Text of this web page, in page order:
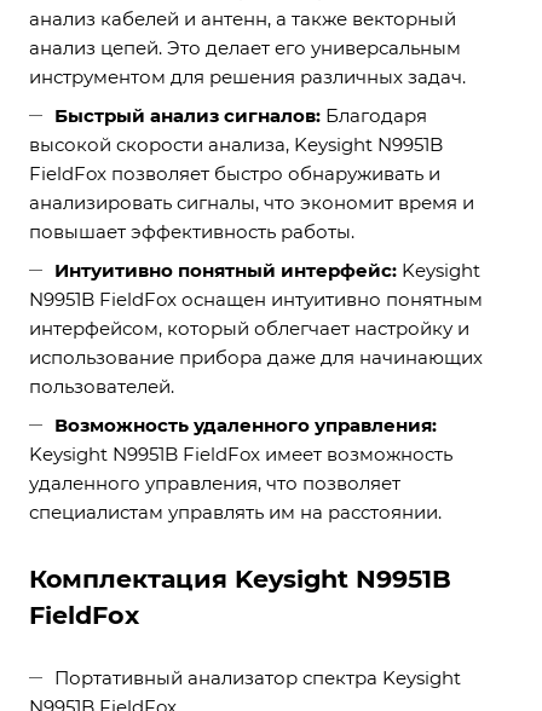
анализ кабелей и антенн, а также векторный
анализ цепей. Это делает его универсальным
инструментом для решения различных задач.
Быстрый анализ сигналов: Благодаря
высокой скорости анализа, Keysight N9951B
FieldFox позволяет быстро обнаруживать и
анализировать сигналы, что экономит время и
повышает эффективность работы.
Интуитивно понятный интерфейс: Keysight
N9951B FieldFox оснащен интуитивно понятным
интерфейсом, который облегчает настройку и
использование прибора даже для начинающих
пользователей.
Возможность удаленного управления:
Keysight N9951B FieldFox имеет возможность
удаленного управления, что позволяет
специалистам управлять им на расстоянии.
Комплектация Keysight N9951B
FieldFox
Портативный анализатор спектра Keysight